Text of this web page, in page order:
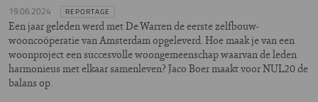
19.06.2024 REPORTAGE
Een jaar geleden werd met De Warren de eerste zelfbouw-
wooncoöperatie van Amsterdam opgeleverd. Hoe maak je van een
woonproject een succesvolle woongemeenschap waarvan de leden
harmonieus met elkaar samenleven? Jaco Boer maakt voor NUL20 de
balans op.